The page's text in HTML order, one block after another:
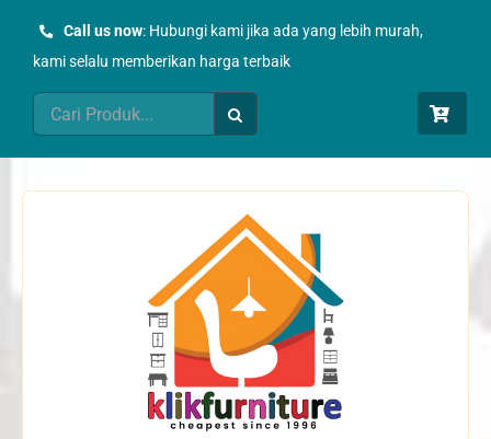
Call us now: Hubungi kami jika ada yang lebih murah,
kami selalu memberikan harga terbaik
Search
for: